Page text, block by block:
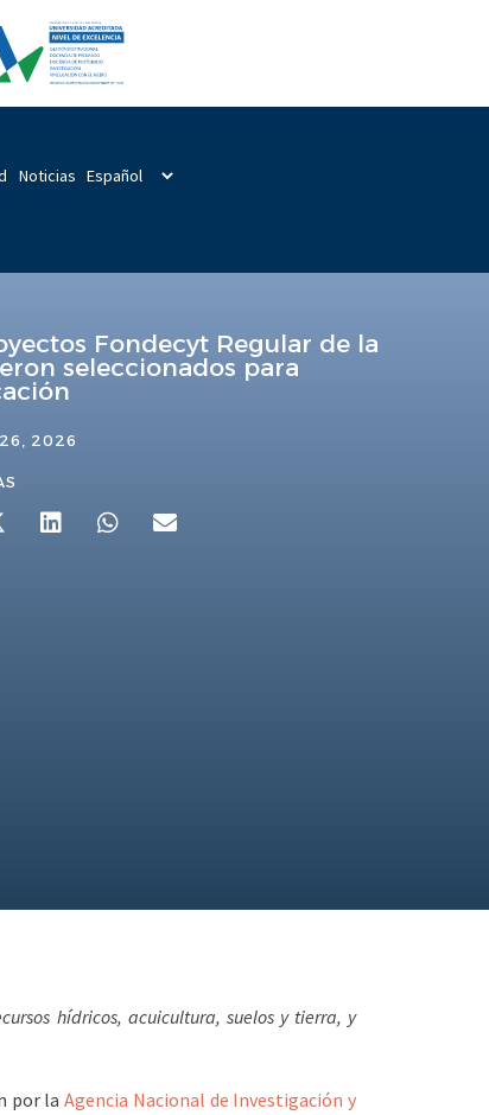
Noticias
Fondecyt Regular de la
seleccionados para
26, 2026
hídricos, acuicultura, suelos y tierra, y
por laAgencia Nacional de Investigación y